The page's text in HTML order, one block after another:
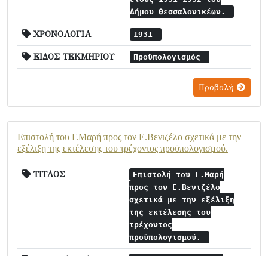
Δήμου Θεσσαλονικέων.
ΧΡΟΝΟΛΟΓΙΑ 1931
ΕΙΔΟΣ ΤΕΚΜΗΡΙΟΥ Προϋπολογισμός
Προβολή
Επιστολή του Γ.Μαρή προς τον Ε.Βενιζέλο σχετικά με την
εξέλιξη της εκτέλεσης του τρέχοντος προϋπολογισμού.
ΤΙΤΛΟΣ
Επιστολή του Γ.Μαρή
προς τον Ε.Βενιζέλο
σχετικά με την εξέλιξη
της εκτέλεσης του
τρέχοντος
προϋπολογισμού.